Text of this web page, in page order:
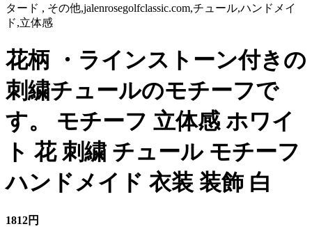
タード , その他,jalenrosegolfclassic.com,チュール,ハンドメイ
ド,立体感
花柄 ・ラインストーン付きの
刺繍チュールのモチーフで
す。 モチーフ 立体感 ホワイ
ト 花 刺繍 チュール モチーフ
ハンドメイド 衣装 装飾 白
1812円